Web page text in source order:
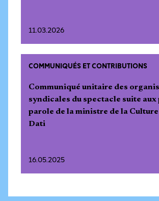
11.03.2026
COMMUNIQUÉS ET CONTRIBUTIONS
Communiqué unitaire des
syndicales du spectacle suite aux
parole de la ministre de la
Dati
16.05.2025